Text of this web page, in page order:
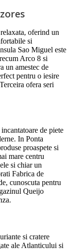
oferind un
si
Sao Miguel este
Arco 8 si
un amestec de
pentru o iesire
ofera seri
de piete
In Ponta
proaspete si
mare centru
si chiar un
Fabrica de
cunoscuta pentru
Queijo
si cratere
ale Atlanticului si